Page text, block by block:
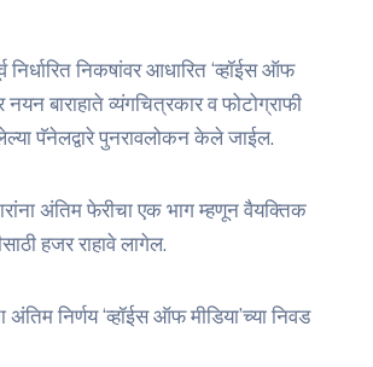
निर्धारित निकषांवर आधारित ‘व्हॉईस ऑफ
नयन बाराहाते व्यंगचित्रकार व फोटोग्राफी
पॅनेलद्वारे पुनरावलोकन केले जाईल.
अंतिम फेरीचा एक भाग म्हणून वैयक्तिक
हजर राहावे लागेल.
निर्णय ‘व्हॉईस ऑफ मीडिया’च्या निवड